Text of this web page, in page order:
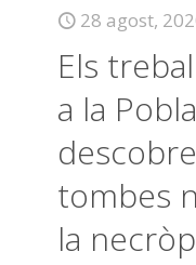
28 agost,
Els
a la
tombes
la